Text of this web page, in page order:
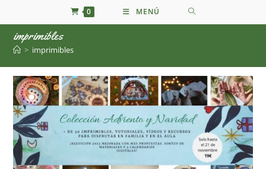
al
contenido
0 MENÚ
imprimibles
> imprimibles